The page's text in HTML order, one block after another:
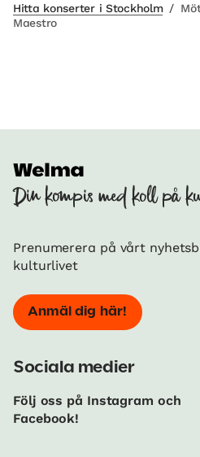
Hitta konserter i Stockholm /
Maestro
Din kompis med koll på
Prenumerera på vårt
kulturlivet
Anmäl dig här!
Sociala medier
Följ oss på Instagram och
Facebook!